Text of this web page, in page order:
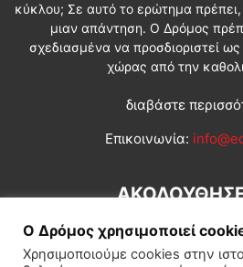
κύκλου; Σε αυτό το ερώτημα
μιαν απάντηση. Ο Δρόμος
σχεδιασμένα να προσδιοριστεί
χώρας από την
διαβάστε
Επικοινωνία:
Ο Δρόμος χρησιμοποιεί
Χρησιμοποιούμε cookies στην